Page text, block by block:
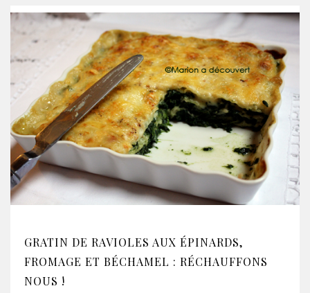
GRATIN DE RAVIOLES AUX ÉPINARDS,
FROMAGE ET BÉCHAMEL : RÉCHAUFFONS
NOUS !